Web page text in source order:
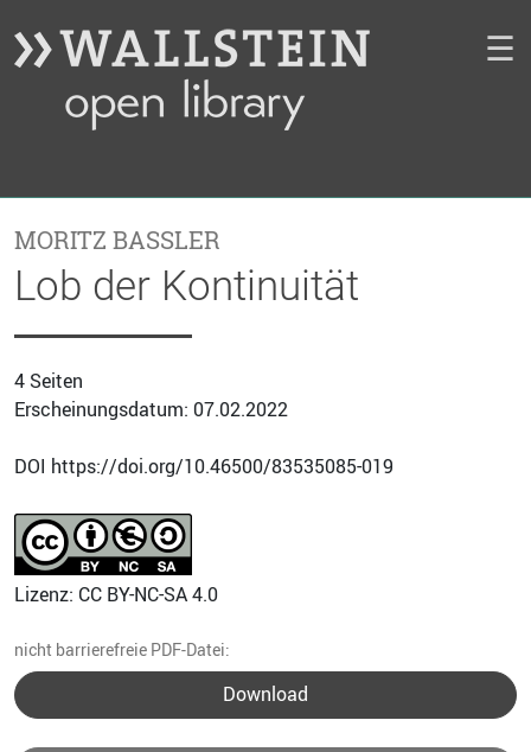
☰
MORITZ BASSLER
Lob der Kontinuität
4 Seiten
Erscheinungsdatum: 07.02.2022
DOI https://doi.org/10.46500/83535085-019
Lizenz: CC BY-NC-SA 4.0
nicht barrierefreie PDF-Datei:
Download